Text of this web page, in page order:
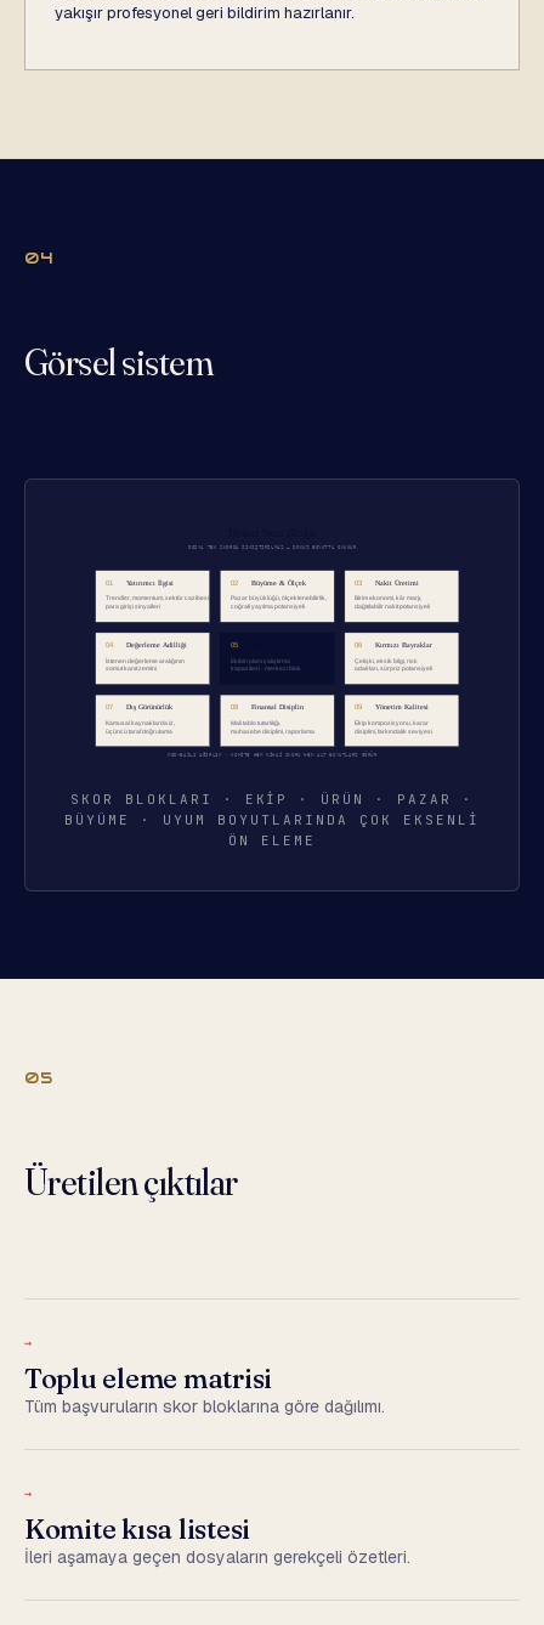
yakışır profesyonel geri bildirim hazırlanır.
04
Görsel sistem
SKOR BLOKLARI · EKIP · ÜRÜN · PAZAR ·
BÜYÜME · UYUM BOYUTLARINDA ÇOK EKSENLI
ÖN ELEME
05
Üretilen çıktılar
→
Toplu eleme matrisi
Tüm başvuruların skor bloklarına göre dağılımı.
→
Komite kısa listesi
İleri aşamaya geçen dosyaların gerekçeli özetleri.